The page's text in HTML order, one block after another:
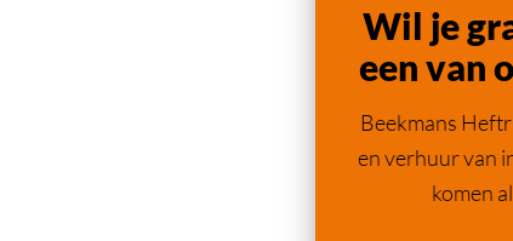
Wil je
een van
Beekmans
en verhuur van
komen